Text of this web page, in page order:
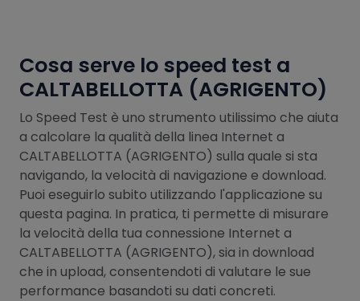
Cosa serve lo speed test a
CALTABELLOTTA (AGRIGENTO)
Lo Speed Test è uno strumento utilissimo che aiuta
a calcolare la qualità della linea Internet a
CALTABELLOTTA (AGRIGENTO) sulla quale si sta
navigando, la velocità di navigazione e download.
Puoi eseguirlo subito utilizzando l'applicazione su
questa pagina. In pratica, ti permette di misurare
la velocità della tua connessione Internet a
CALTABELLOTTA (AGRIGENTO), sia in download
che in upload, consentendoti di valutare le sue
performance basandoti su dati concreti.